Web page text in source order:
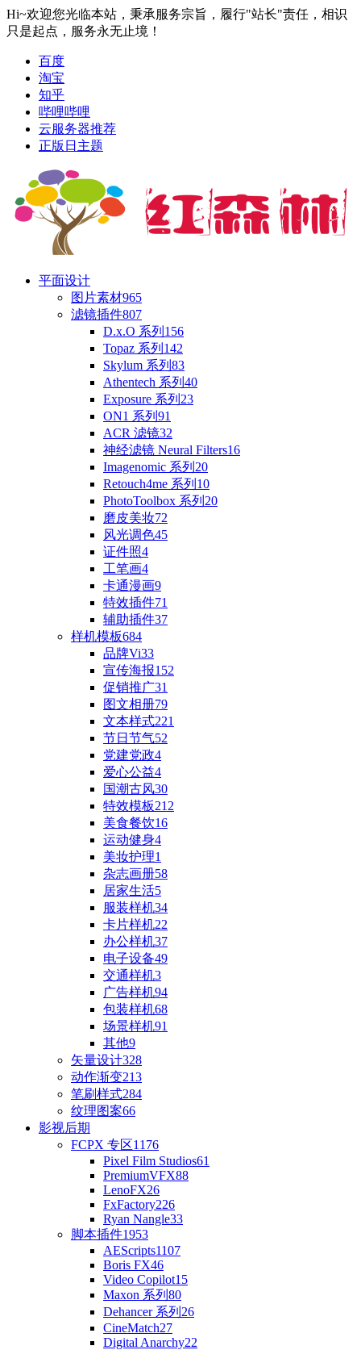
Hi~欢迎您光临本站，秉承服务宗旨，履行"站长"责任，相识
只是起点，服务永无止境！
百度
淘宝
知乎
哔哩哔哩
云服务器推荐
正版日主题
平面设计
图片素材965
滤镜插件807
D.x.O 系列 156
Topaz 系列 142
Skylum 系列 83
Athentech 系列 40
Exposure 系列 23
ON1 系列 91
ACR 滤镜32
神经滤镜 Neural Filters16
Imagenomic 系列 20
Retouch4me 系列 10
PhotoToolbox 系列 20
磨皮美妆72
风光调色45
证件照4
工笔画4
卡通漫画9
特效插件71
辅助插件37
样机模板684
品牌Vi33
宣传海报152
促销推广31
图文相册79
文本样式221
节日节气52
党建党政4
爱心公益4
国潮古风30
特效模板212
美食餐饮16
运动健身4
美妆护理1
杂志画册58
居家生活5
服装样机34
卡片样机22
办公样机37
电子设备49
交通样机3
广告样机94
包装样机68
场景样机91
其他9
矢量设计328
动作渐变213
笔刷样式284
纹理图案66
影视后期
FCPX 专区1176
Pixel Film Studios61
PremiumVFX88
LenoFX26
FxFactory226
Ryan Nangle33
脚本插件1953
AEScripts1107
Boris FX46
Video Copilot15
Maxon 系列 80
Dehancer 系列 26
CineMatch27
Digital Anarchy22